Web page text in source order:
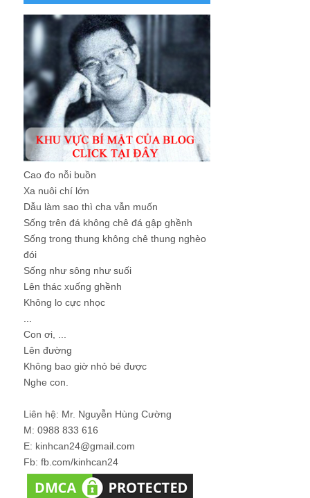
Cao đo nỗi buồn
Xa nuôi chí lớn
Dẫu làm sao thì cha vẫn muốn
Sống trên đá không chê đá gập ghềnh
Sống trong thung không chê thung nghèo
đói
Sống như sông như suối
Lên thác xuống ghềnh
Không lo cực nhọc
Con ơi, ...
Lên đường
Không bao giờ nhỏ bé được
Nghe con.
Liên hệ: Mr. Nguyễn Hùng Cường
M: 0988 833 616
E: kinhcan24@gmail.com
Fb: fb.com/kinhcan24